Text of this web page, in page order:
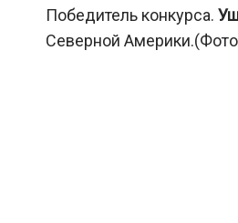
Победитель конкурса.
Северной